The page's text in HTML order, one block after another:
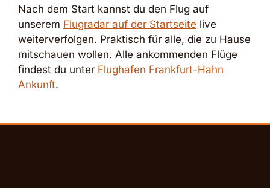
Nach dem Start kannst du den Flug auf
unserem Flugradar auf der Startseite live
weiterverfolgen. Praktisch für alle, die zu Hause
mitschauen wollen. Alle ankommenden Flüge
findest du unter Flughafen Frankfurt-Hahn
Ankunft.